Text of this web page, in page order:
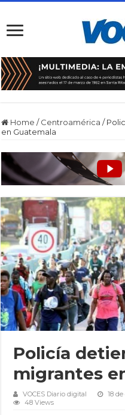
Home / Centroamérica /
en Guatemala
Policía
migrantes
VOCES Diario digital 18
48 Views